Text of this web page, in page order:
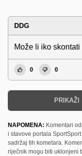
DDG
Može li iko
0 0
PRIKAŽI
NAPOMENA: Komentari
i stavove portala
sadržaj tih kometara.
riječnik mogu biti uklonjeni